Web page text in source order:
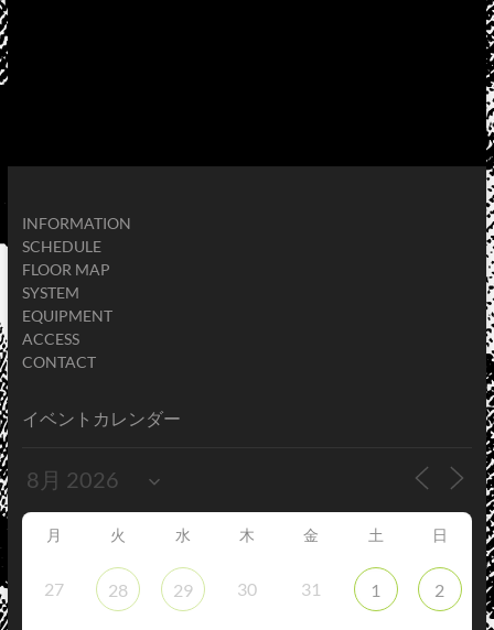
INFORMATION
SCHEDULE
FLOOR MAP
SYSTEM
EQUIPMENT
ACCESS
CONTACT
イベントカレンダー
月 火 水 木 金 土 日
27 28 29 30 31 1 2